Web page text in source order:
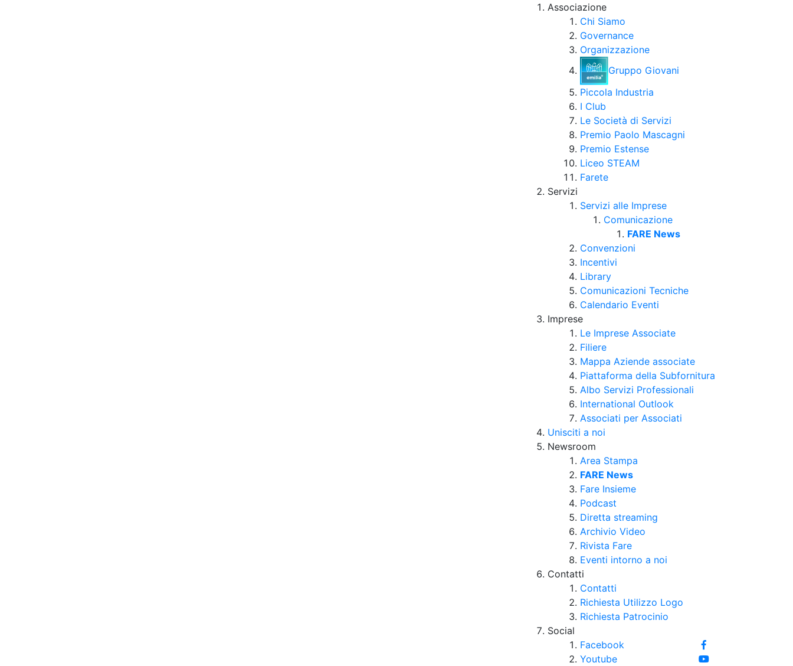
Associazione
Chi Siamo
Governance
Organizzazione
Gruppo Giovani
Piccola Industria
I Club
Le Società di Servizi
Premio Paolo Mascagni
Premio Estense
Liceo STEAM
Farete
Servizi
Servizi alle Imprese
Comunicazione
FARE News
Convenzioni
Incentivi
Library
Comunicazioni Tecniche
Calendario Eventi
Imprese
Le Imprese Associate
Filiere
Mappa Aziende associate
Piattaforma della Subfornitura
Albo Servizi Professionali
International Outlook
Associati per Associati
Unisciti a noi
Newsroom
Area Stampa
FARE News
Fare Insieme
Podcast
Diretta streaming
Archivio Video
Rivista Fare
Eventi intorno a noi
Contatti
Contatti
Richiesta Utilizzo Logo
Richiesta Patrocinio
Social
Facebook
Youtube